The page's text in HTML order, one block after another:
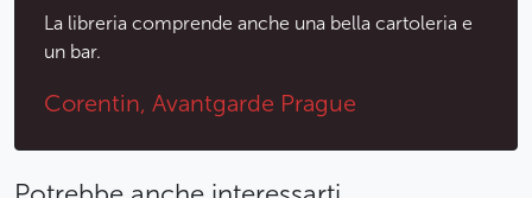
La libreria comprende anche una bella cartoleria e
un bar.
Corentin, Avantgarde Prague